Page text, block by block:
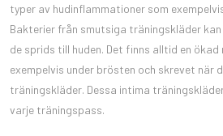
typer av hudinflammationer som
Bakterier från smutsiga träningskläder
de sprids till huden. Det finns alltid en
exempelvis under brösten och skrevet när
träningskläder. Dessa intima
varje träningspass.